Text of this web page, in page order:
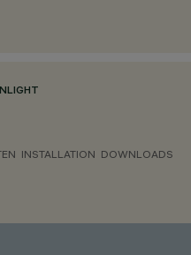
INSTALLATION DOWNLOADS